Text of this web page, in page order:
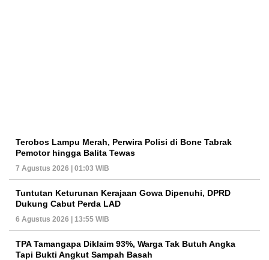
Terobos Lampu Merah, Perwira Polisi di Bone Tabrak
Pemotor hingga Balita Tewas
7 Agustus 2026 | 01:03 WIB
Tuntutan Keturunan Kerajaan Gowa Dipenuhi, DPRD
Dukung Cabut Perda LAD
6 Agustus 2026 | 13:55 WIB
TPA Tamangapa Diklaim 93%, Warga Tak Butuh Angka
Tapi Bukti Angkut Sampah Basah